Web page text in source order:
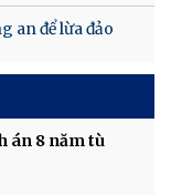
an để lừa đảo
án 8 năm tù